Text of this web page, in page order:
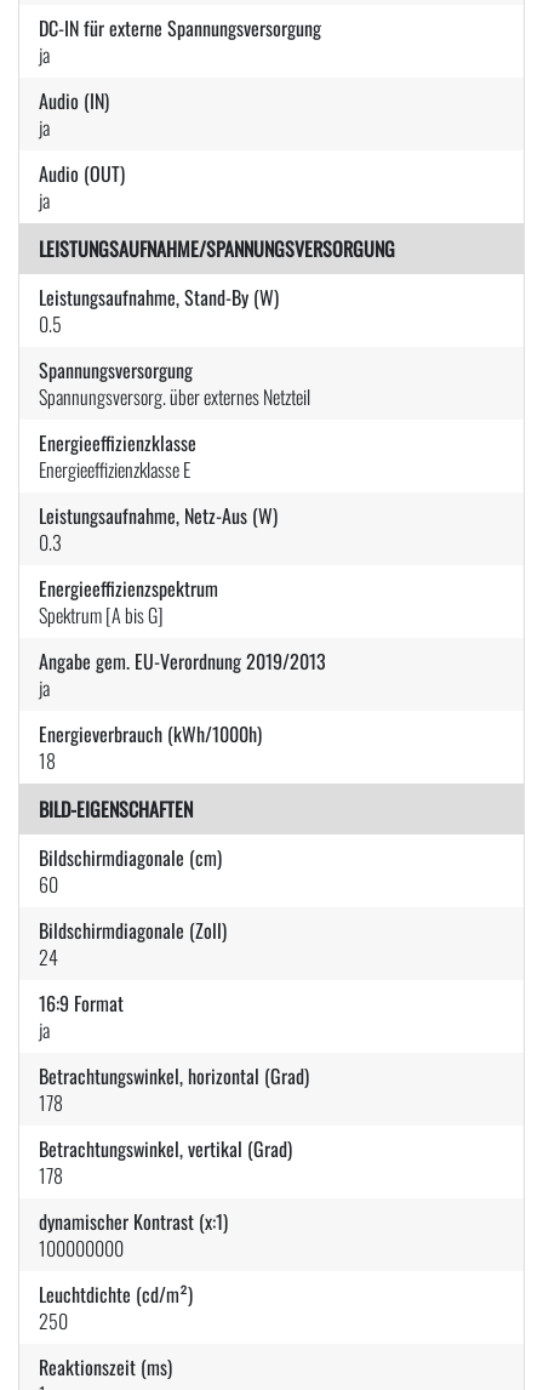
DC-IN für externe Spannungsversorgung
ja
Audio (IN)
ja
Audio (OUT)
ja
LEISTUNGSAUFNAHME/SPANNUNGSVERSORGUNG
Leistungsaufnahme, Stand-By (W)
0.5
Spannungsversorgung
Spannungsversorg. über externes Netzteil
Energieeffizienzklasse
Energieeffizienzklasse E
Leistungsaufnahme, Netz-Aus (W)
0.3
Energieeffizienzspektrum
Spektrum [A bis G]
Angabe gem. EU-Verordnung 2019/2013
ja
Energieverbrauch (kWh/1000h)
18
BILD-EIGENSCHAFTEN
Bildschirmdiagonale (cm)
60
Bildschirmdiagonale (Zoll)
24
16:9 Format
ja
Betrachtungswinkel, horizontal (Grad)
178
Betrachtungswinkel, vertikal (Grad)
178
dynamischer Kontrast (x:1)
100000000
Leuchtdichte (cd/m²)
250
Reaktionszeit (ms)